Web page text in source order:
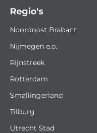
Regio's
Noordoost Brabant
Nijmegen e.o.
Rijnstreek
Rotterdam
Smallingerland
Tilburg
Utrecht Stad